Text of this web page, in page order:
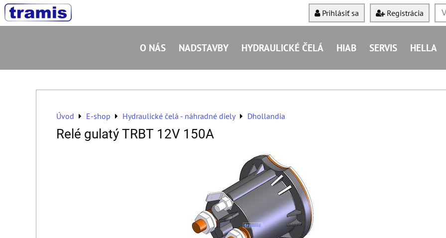
Prihlásiť sa Registrácia
O NÁS NADSTAVBY HYDRAULICKÉ ČELÁ HIAB SERVIS HELLA
Úvod E-shop Hydraulické čelá - náhradné diely Dhollandia
Relé gulatý TRBT 12V 150A